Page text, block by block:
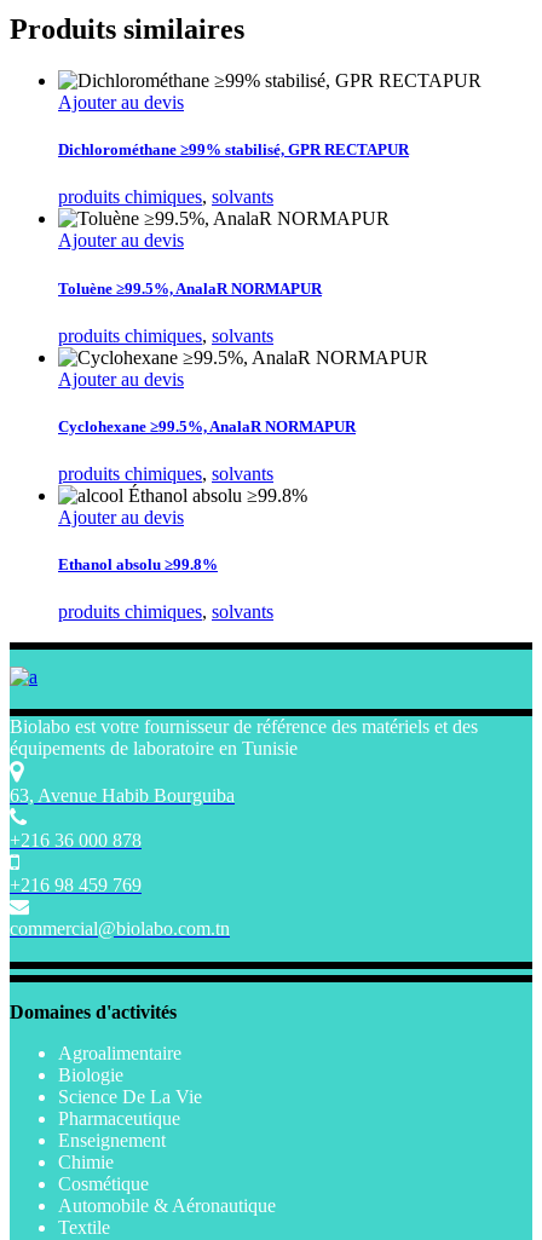
Produits similaires
Ajouter au devis
Dichlorométhane ≥99% stabilisé, GPR RECTAPUR
produits chimiques, solvants
Ajouter au devis
Toluène ≥99.5%, AnalaR NORMAPUR
produits chimiques, solvants
Ajouter au devis
Cyclohexane ≥99.5%, AnalaR NORMAPUR
produits chimiques, solvants
Ajouter au devis
Ethanol absolu ≥99.8%
produits chimiques, solvants
Biolabo est votre fournisseur de référence des matériels et des
équipements de laboratoire en Tunisie
63, Avenue Habib Bourguiba
+216 36 000 878
+216 98 459 769
commercial@biolabo.com.tn
Domaines d'activités
Agroalimentaire
Biologie
Science De La Vie
Pharmaceutique
Enseignement
Chimie
Cosmétique
Automobile & Aéronautique
Textile